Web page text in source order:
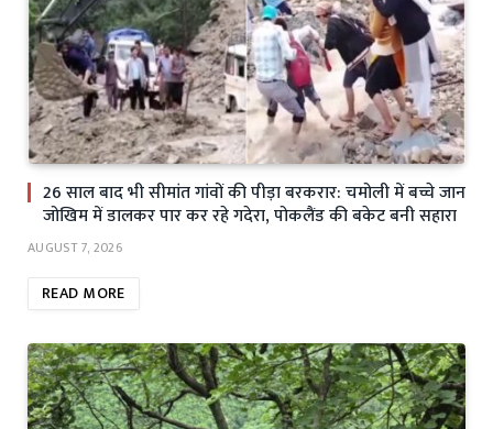
26 साल बाद भी सीमांत गांवों की पीड़ा बरकरार: चमोली में बच्चे जान
जोखिम में डालकर पार कर रहे गदेरा, पोकलैंड की बकेट बनी सहारा
AUGUST 7, 2026
READ MORE